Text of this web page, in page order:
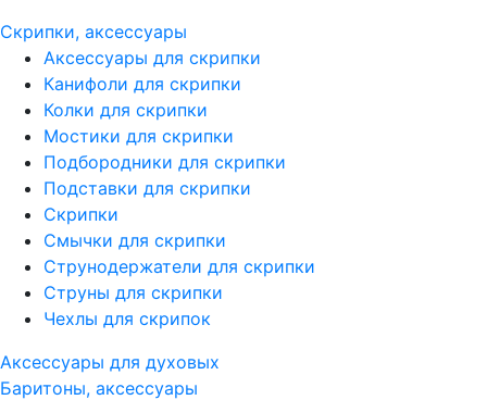
Скрипки, аксессуары
Аксессуары для скрипки
Канифоли для скрипки
Колки для скрипки
Мостики для скрипки
Подбородники для скрипки
Подставки для скрипки
Скрипки
Смычки для скрипки
Струнодержатели для скрипки
Струны для скрипки
Чехлы для скрипок
Аксессуары для духовых
Баритоны, аксессуары